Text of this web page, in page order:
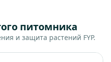
питомника
и защита растений FYP.